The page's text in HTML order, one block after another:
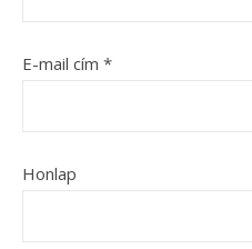
E-mail cím *
Honlap